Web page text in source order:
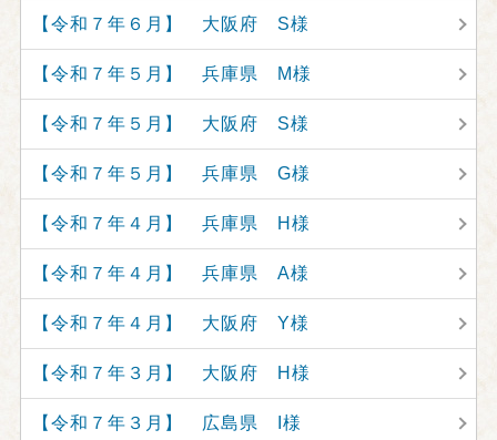
【令和７年６月】 大阪府 S様
【令和７年５月】 兵庫県 M様
【令和７年５月】 大阪府 S様
【令和７年５月】 兵庫県 G様
【令和７年４月】 兵庫県 H様
【令和７年４月】 兵庫県 A様
【令和７年４月】 大阪府 Y様
【令和７年３月】 大阪府 H様
【令和７年３月】 広島県 I様